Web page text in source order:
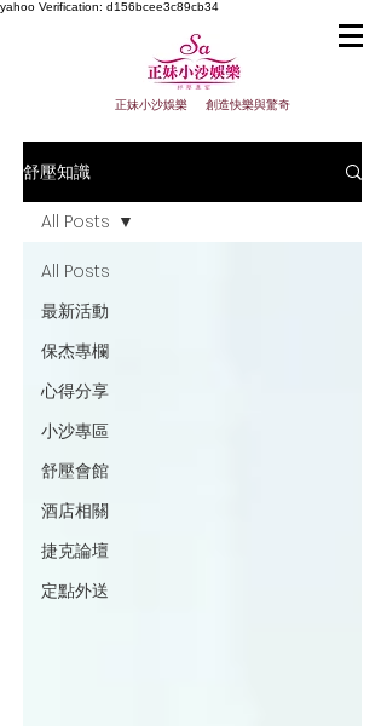
yahoo Verification: d156bcee3c89cb34
正妹小沙娛樂 創造快樂與驚奇
舒壓知識
All Posts
最新活動
保杰專欄
心得分享
小沙專區
舒壓會館
酒店相關
捷克論壇
定點外送
All Posts